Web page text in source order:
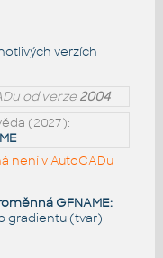
verzích
od verze2004
(2027):
není v AutoCADu
GFNAME:
gradientu (tvar)